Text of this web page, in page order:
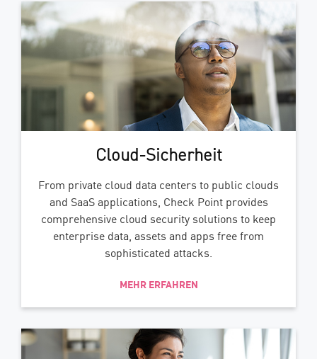
Cloud-Sicherheit
From private cloud data centers to public clouds
and SaaS applications, Check Point provides
comprehensive cloud security solutions to keep
enterprise data, assets and apps free from
sophisticated attacks.
MEHR ERFAHREN